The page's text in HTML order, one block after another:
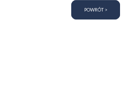
POWRÓT >